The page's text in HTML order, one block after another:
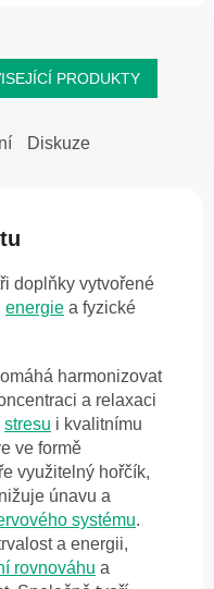
PRODUKTY
Diskuze
doplňky vytvořené
energie a fyzické
harmonizovat
a relaxaci
stresu i kvalitnímu
ve formě
využitelný hořčík,
únavu a
systému.
a energii,
rovnováhu a